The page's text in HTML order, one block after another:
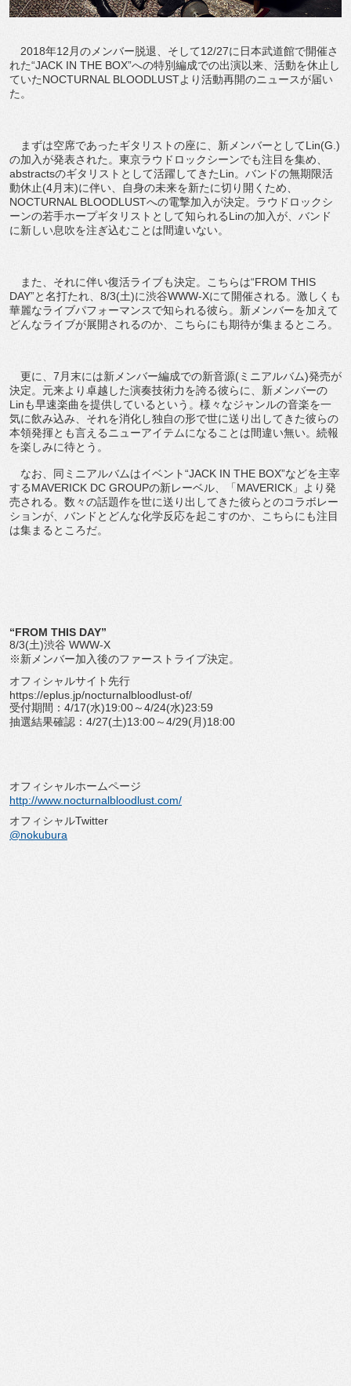
2018年12月のメンバー脱退、そして12/27に日本武道館で開催さ
れた“JACK IN THE BOX”への特別編成での出演以来、活動を休止し
ていたNOCTURNAL BLOODLUSTより活動再開のニュースが届い
た。
まずは空席であったギタリストの座に、新メンバーとしてLin(G.)
の加入が発表された。東京ラウドロックシーンでも注目を集め、
abstractsのギタリストとして活躍してきたLin。バンドの無期限活
動休止(4月末)に伴い、自身の未来を新たに切り開くため、
NOCTURNAL BLOODLUSTへの電撃加入が決定。ラウドロックシ
ーンの若手ホープギタリストとして知られるLinの加入が、バンド
に新しい息吹を注ぎ込むことは間違いない。
また、それに伴い復活ライブも決定。こちらは“FROM THIS
DAY”と名打たれ、8/3(土)に渋谷WWW-Xにて開催される。激しくも
華麗なライブパフォーマンスで知られる彼ら。新メンバーを加えて
どんなライブが展開されるのか、こちらにも期待が集まるところ。
更に、7月末には新メンバー編成での新音源(ミニアルバム)発売が
決定。元来より卓越した演奏技術力を誇る彼らに、新メンバーの
Linも早速楽曲を提供しているという。様々なジャンルの音楽を一
気に飲み込み、それを消化し独自の形で世に送り出してきた彼らの
本領発揮とも言えるニューアイテムになることは間違い無い。続報
を楽しみに待とう。
なお、同ミニアルバムはイベント“JACK IN THE BOX”などを主宰
するMAVERICK DC GROUPの新レーベル、「MAVERICK」より発
売される。数々の話題作を世に送り出してきた彼らとのコラボレー
ションが、バンドとどんな化学反応を起こすのか、こちらにも注目
は集まるところだ。
“FROM THIS DAY”
8/3(土)渋谷 WWW-X
※新メンバー加入後のファーストライブ決定。
オフィシャルサイト先行
https://eplus.jp/nocturnalbloodlust-of/
受付期間：4/17(水)19:00～4/24(水)23:59
抽選結果確認：4/27(土)13:00～4/29(月)18:00
オフィシャルホームページ
http://www.nocturnalbloodlust.com/
オフィシャルTwitter
@nokubura